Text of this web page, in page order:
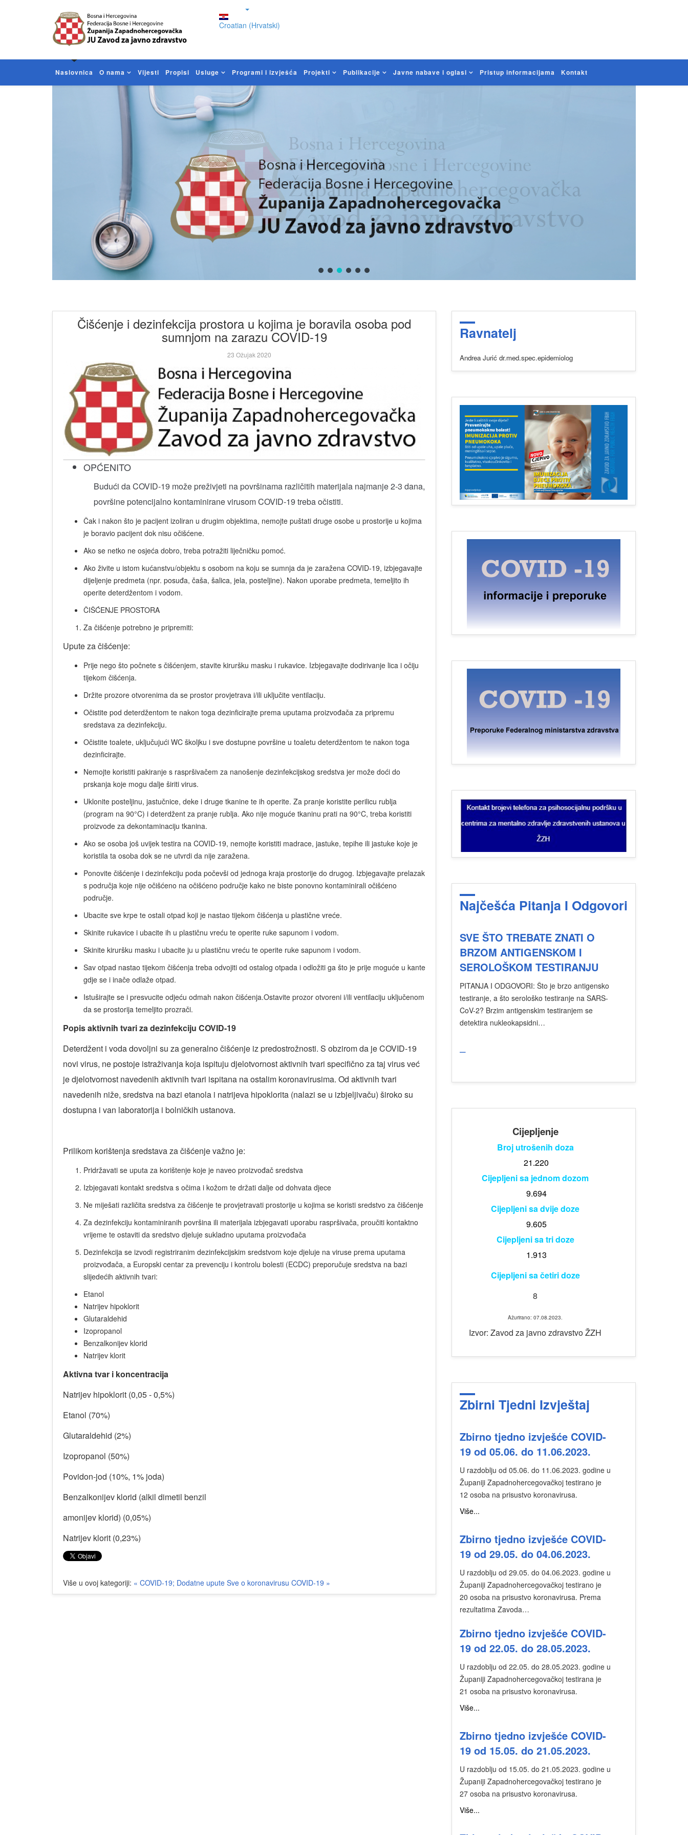
Croatian (Hrvatski)
Naslovnica O nama Vijesti Propisi Usluge Programi i izvješća Projekti Publikacije Javne nabave i oglasi Pristup informacijama Kontakt
Čišćenje i dezinfekcija prostora u kojima je boravila osoba pod
sumnjom na zarazu COVID-19
23 Ožujak 2020
OPĆENITO
Budući da COVID-19 može preživjeti na površinama različitih materijala najmanje 2-3 dana,
površine potencijalno kontaminirane virusom COVID-19 treba očistiti.
Čak i nakon što je pacijent izoliran u drugim objektima, nemojte puštati druge osobe u prostorije u kojima
je boravio pacijent dok nisu očišćene.
Ako se netko ne osjeća dobro, treba potražiti liječničku pomoć.
Ako živite u istom kućanstvu/objektu s osobom na koju se sumnja da je zaražena COVID-19, izbjegavajte
dijeljenje predmeta (npr. posuđa, čaša, šalica, jela, posteljine). Nakon uporabe predmeta, temeljito ih
operite deterdžentom i vodom.
ČIŠĆENJE PROSTORA
Za čišćenje potrebno je pripremiti:
Upute za čišćenje:
Prije nego što počnete s čišćenjem, stavite kiruršku masku i rukavice. Izbjegavajte dodirivanje lica i očiju
tijekom čišćenja.
Držite prozore otvorenima da se prostor provjetrava i/ili uključite ventilaciju.
Očistite pod deterdžentom te nakon toga dezinficirajte prema uputama proizvođača za pripremu
sredstava za dezinfekciju.
Očistite toalete, uključujući WC školjku i sve dostupne površine u toaletu deterdžentom te nakon toga
dezinficirajte.
Nemojte koristiti pakiranje s raspršivačem za nanošenje dezinfekcijskog sredstva jer može doći do
prskanja koje mogu dalje širiti virus.
Uklonite posteljinu, jastučnice, deke i druge tkanine te ih operite. Za pranje koristite perilicu rublja
(program na 90°C) i deterdžent za pranje rublja. Ako nije moguće tkaninu prati na 90°C, treba koristiti
proizvode za dekontaminaciju tkanina.
Ako se osoba još uvijek testira na COVID-19, nemojte koristiti madrace, jastuke, tepihe ili jastuke koje je
koristila ta osoba dok se ne utvrdi da nije zaražena.
Ponovite čišćenje i dezinfekciju poda počevši od jednoga kraja prostorije do drugog. Izbjegavajte prelazak
s područja koje nije očišćeno na očišćeno područje kako ne biste ponovno kontaminirali očišćeno
područje.
Ubacite sve krpe te ostali otpad koji je nastao tijekom čišćenja u plastične vreće.
Skinite rukavice i ubacite ih u plastičnu vreću te operite ruke sapunom i vodom.
Skinite kiruršku masku i ubacite ju u plastičnu vreću te operite ruke sapunom i vodom.
Sav otpad nastao tijekom čišćenja treba odvojiti od ostalog otpada i odložiti ga što je prije moguće u kante
gdje se i inače odlaže otpad.
Istuširajte se i presvucite odjeću odmah nakon čišćenja.Ostavite prozor otvoreni i/ili ventilaciju uključenom
da se prostorija temeljito prozrači.
Popis aktivnih tvari za dezinfekciju COVID-19
Deterdžent i voda dovoljni su za generalno čišćenje iz predostrožnosti. S obzirom da je COVID-19
novi virus, ne postoje istraživanja koja ispituju djelotvornost aktivnih tvari specifično za taj virus već
je djelotvornost navedenih aktivnih tvari ispitana na ostalim koronavirusima. Od aktivnih tvari
navedenih niže, sredstva na bazi etanola i natrijeva hipoklorita (nalazi se u izbjeljivaču) široko su
dostupna i van laboratorija i bolničkih ustanova.
Prilikom korištenja sredstava za čišćenje važno je:
Pridržavati se uputa za korištenje koje je naveo proizvođač sredstva
Izbjegavati kontakt sredstva s očima i kožom te držati dalje od dohvata djece
Ne miješati različita sredstva za čišćenje te provjetravati prostorije u kojima se koristi sredstvo za čišćenje
Za dezinfekciju kontaminiranih površina ili materijala izbjegavati uporabu raspršivača, proučiti kontaktno
vrijeme te ostaviti da sredstvo djeluje sukladno uputama proizvođača
Dezinfekcija se izvodi registriranim dezinfekcijskim sredstvom koje djeluje na viruse prema uputama
proizvođača, a Europski centar za prevenciju i kontrolu bolesti (ECDC) preporučuje sredstva na bazi
slijedećih aktivnih tvari:
Etanol
Natrijev hipoklorit
Glutaraldehid
Izopropanol
Benzalkonijev klorid
Natrijev klorit
Aktivna tvar i koncentracija
Natrijev hipoklorit (0,05 - 0,5%)
Etanol (70%)
Glutaraldehid (2%)
Izopropanol (50%)
Povidon-jod (10%, 1% joda)
Benzalkonijev klorid (alkil dimetil benzil
amonijev klorid) (0,05%)
Natrijev klorit (0,23%)
Više u ovoj kategoriji: « COVID-19; Dodatne upute Sve o koronavirusu COVID-19 »
Ravnatelj
Andrea Jurić dr.med.spec.epidemiolog
Najčešća Pitanja I Odgovori
SVE ŠTO TREBATE ZNATI O
BRZOM ANTIGENSKOM I
SEROLOŠKOM TESTIRANJU
PITANJA I ODGOVORI: Što je brzo antigensko
testiranje, a što serološko testiranje na SARS-
CoV-2? Brzim antigenskim testiranjem se
detektira nukleokapsidni…
Cijepljenje
Broj utrošenih doza
21.220
Cijepljeni sa jednom dozom
9.694
Cijepljeni sa dvije doze
9.605
Cijepljeni sa tri doze
1.913
Cijepljeni sa četiri doze
8
Ažurirano: 07.08.2023.
Izvor: Zavod za javno zdravstvo ŽZH
Zbirni Tjedni Izvještaj
Zbirno tjedno izvješće COVID-
19 od 05.06. do 11.06.2023.
U razdoblju od 05.06. do 11.06.2023. godine u
Županiji Zapadnohercegovačkoj testirano je
12 osoba na prisustvo koronavirusa.
Više...
Zbirno tjedno izvješće COVID-
19 od 29.05. do 04.06.2023.
U razdoblju od 29.05. do 04.06.2023. godine u
Županiji Zapadnohercegovačkoj testirano je
20 osoba na prisustvo koronavirusa. Prema
rezultatima Zavoda…
Zbirno tjedno izvješće COVID-
19 od 22.05. do 28.05.2023.
U razdoblju od 22.05. do 28.05.2023. godine u
Županiji Zapadnohercegovačkoj testirana je
21 osoba na prisustvo koronavirusa.
Više...
Zbirno tjedno izvješće COVID-
19 od 15.05. do 21.05.2023.
U razdoblju od 15.05. do 21.05.2023. godine u
Županiji Zapadnohercegovačkoj testirano je
27 osoba na prisustvo koronavirusa.
Više...